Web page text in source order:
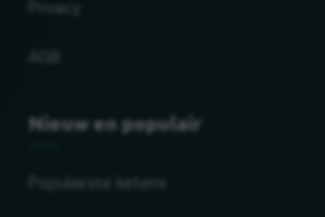
Nieuw en populair
Populairste ketens